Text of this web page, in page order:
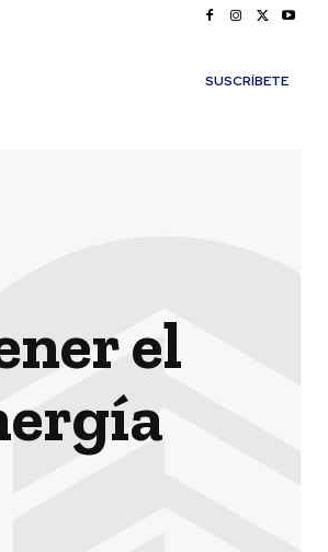
SUSCRÍBETE
el